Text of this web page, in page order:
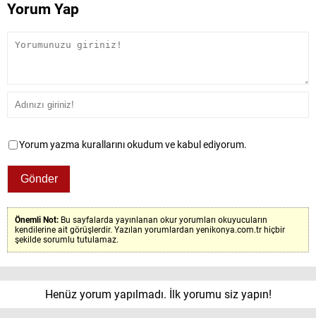
Yorum Yap
Yorum yazma kurallarını okudum ve kabul ediyorum.
Önemli Not: Bu sayfalarda yayınlanan okur yorumları okuyucuların
kendilerine ait görüşlerdir. Yazılan yorumlardan yenikonya.com.tr hiçbir
şekilde sorumlu tutulamaz.
Henüz yorum yapılmadı. İlk yorumu siz yapın!